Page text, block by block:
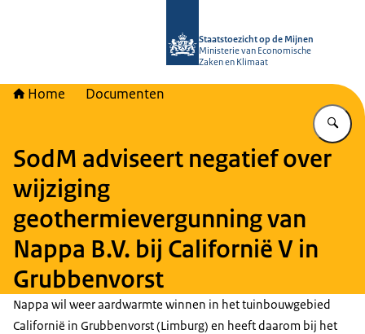
Staatstoezicht op de Mijnen
Ministerie van Economische
Zaken en Klimaat
Home Documenten
SodM adviseert negatief over
wijziging
geothermievergunning van
Nappa B.V. bij Californië V in
Grubbenvorst
Nappa wil weer aardwarmte winnen in het tuinbouwgebied
Californië in Grubbenvorst (Limburg) en heeft daarom bij het